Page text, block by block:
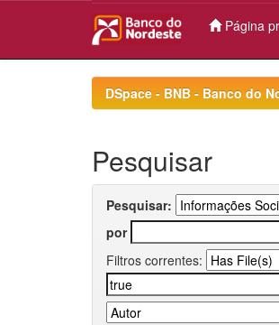
Página
DSpace - BNB - Banco do
Pesquisar
Pesquisar:
por
Filtros correntes: